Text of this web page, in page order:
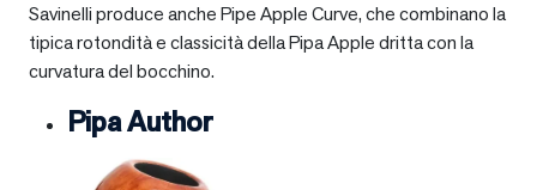
Savinelli produce anche Pipe Apple Curve, che combinano la
tipica rotondità e classicità della Pipa Apple dritta con la
curvatura del bocchino.
Pipa Author